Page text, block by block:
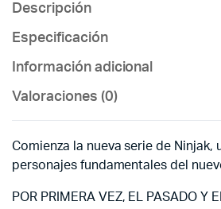
Descripción
Especificación
Información adicional
Valoraciones (0)
Comienza la nueva serie de Ninjak,
personajes fundamentales del
POR PRIMERA VEZ, EL PASADO Y